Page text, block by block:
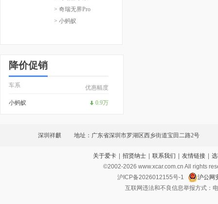
> 奇瑞无界Pro
> 小蚂蚁
降价促销
车系 优惠幅度
小蚂蚁 0.9万
深圳祥麒 地址：广东省深圳市罗湖区西乡街道宝田二路2号
关于爱卡 | 招贤纳士 | 联系我们 | 友情链接 |
©2002-2026 www.xcar.com.cn All rights
沪ICP备2026012155号-1
沪公网
互联网违法和不良信息举报方式：